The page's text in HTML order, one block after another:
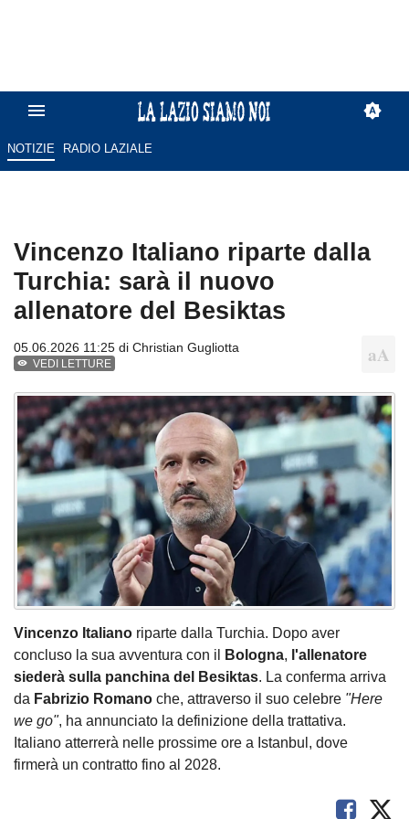
NOTIZIE RADIO LAZIALE
Vincenzo Italiano riparte dalla
Turchia: sarà il nuovo
allenatore del Besiktas
05.06.2026 11:25 di Christian Gugliotta
VEDI LETTURE
Vincenzo Italiano riparte dalla Turchia. Dopo aver
concluso la sua avventura con il
Bologna, l'allenatore
siederà sulla panchina del Besiktas. La conferma arriva
da Fabrizio Romano che, attraverso il suo celebre "Here
we go", ha annunciato la definizione della trattativa.
Italiano atterrerà nelle prossime ore a Istanbul, dove
firmerà un contratto fino al 2028.